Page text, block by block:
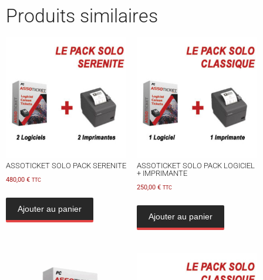
Produits similaires
ASSOTICKET SOLO PACK SERENITE
480,00 € TTC
Ajouter au panier
ASSOTICKET SOLO PACK LOGICIEL
+ IMPRIMANTE
250,00 € TTC
Ajouter au panier